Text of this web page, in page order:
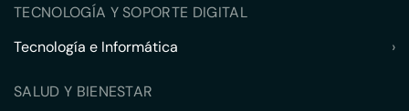
TECNOLOGÍA Y SOPORTE DIGITAL
Tecnología e Informática
›
SALUD Y BIENESTAR